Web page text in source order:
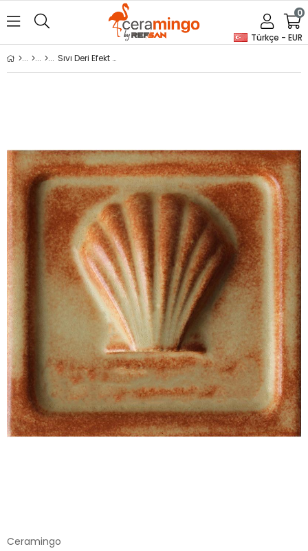
Türkçe - EUR
0
Sıvı Deri Efekt Sır RSG-5628
Ceramingo